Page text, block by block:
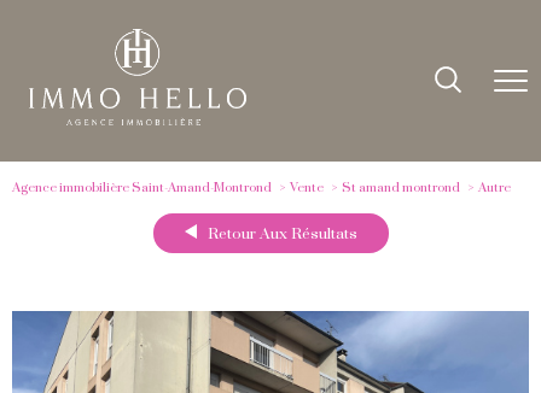
Agence immobilière Saint-Amand-Montrond Vente St amand montrond Autre
Retour Aux Résultats